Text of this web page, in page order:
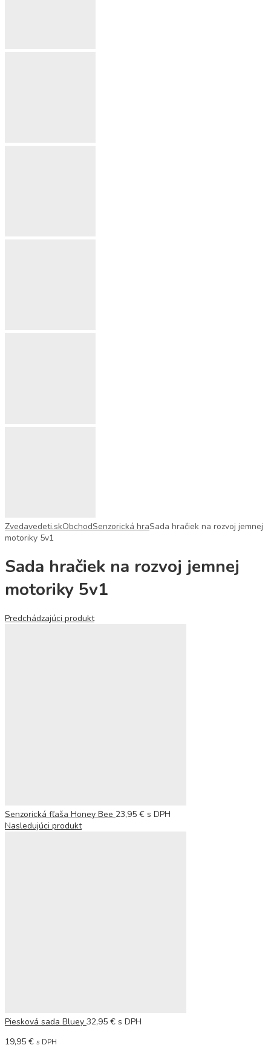
Zvedavedeti.skObchodSenzorická hraSada hračiek na rozvoj jemnej
motoriky 5v1
Sada hračiek na rozvoj jemnej
motoriky 5v1
Predchádzajúci produkt
Senzorická fľaša Honey Bee 23,95 € s DPH
Nasledujúci produkt
Piesková sada Bluey 32,95 € s DPH
19,95 € s DPH